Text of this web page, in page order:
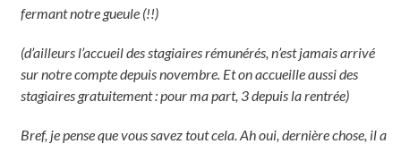
fermant notre gueule (!!)
(d’ailleurs l’accueil des stagiaires rémunérés, n’est jamais arrivé
sur notre compte depuis novembre. Et on accueille aussi des
stagiaires gratuitement : pour ma part, 3 depuis la rentrée)
Bref, je pense que vous savez tout cela. Ah oui, dernière chose, il a